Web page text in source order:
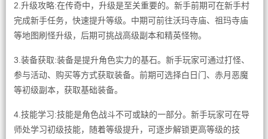
2.升级攻略:在传奇中，升级是至关重要的。新手前期可在新手村
完成新手任务，快速提升等级。中期可前往沃玛寺庙、祖玛寺庙
等地图刷怪升级，后期可挑战高级副本和精英怪物。
3.装备获取:装备是提升角色实力的基石。新手玩家可通过打怪、
参与活动、购买等方式获取装备。前期可选择白日门、赤月恶魔
等初级副本，获取基础装备。
4.技能学习:技能是角色战斗不可或缺的一部分。新手玩家可在导
师处学习初级技能，随着等级提升，可逐步解锁更高等级的技